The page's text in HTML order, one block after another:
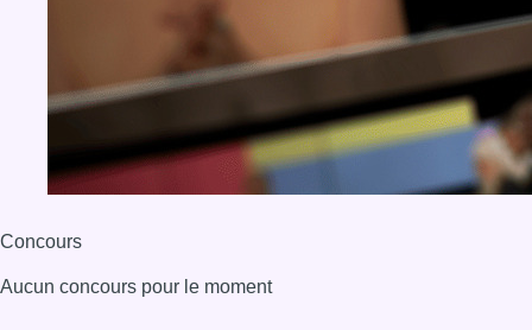
Concours
Aucun concours pour le moment